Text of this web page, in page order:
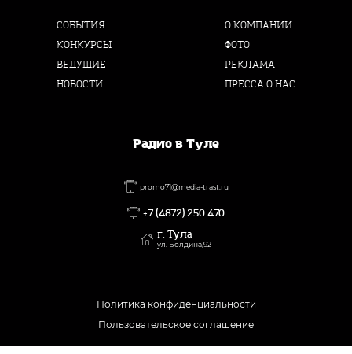
СОБЫТИЯ
КОНКУРСЫ
ВЕДУЩИЕ
НОВОСТИ
О КОМПАНИИ
ФОТО
РЕКЛАМА
ПРЕССА О НАС
Радио в Туле
promo71@media-trast.ru
+7 (4872) 250 470
г. Тула
ул. Болдина,92
Политика конфиденциальности
Пользовательское соглашение